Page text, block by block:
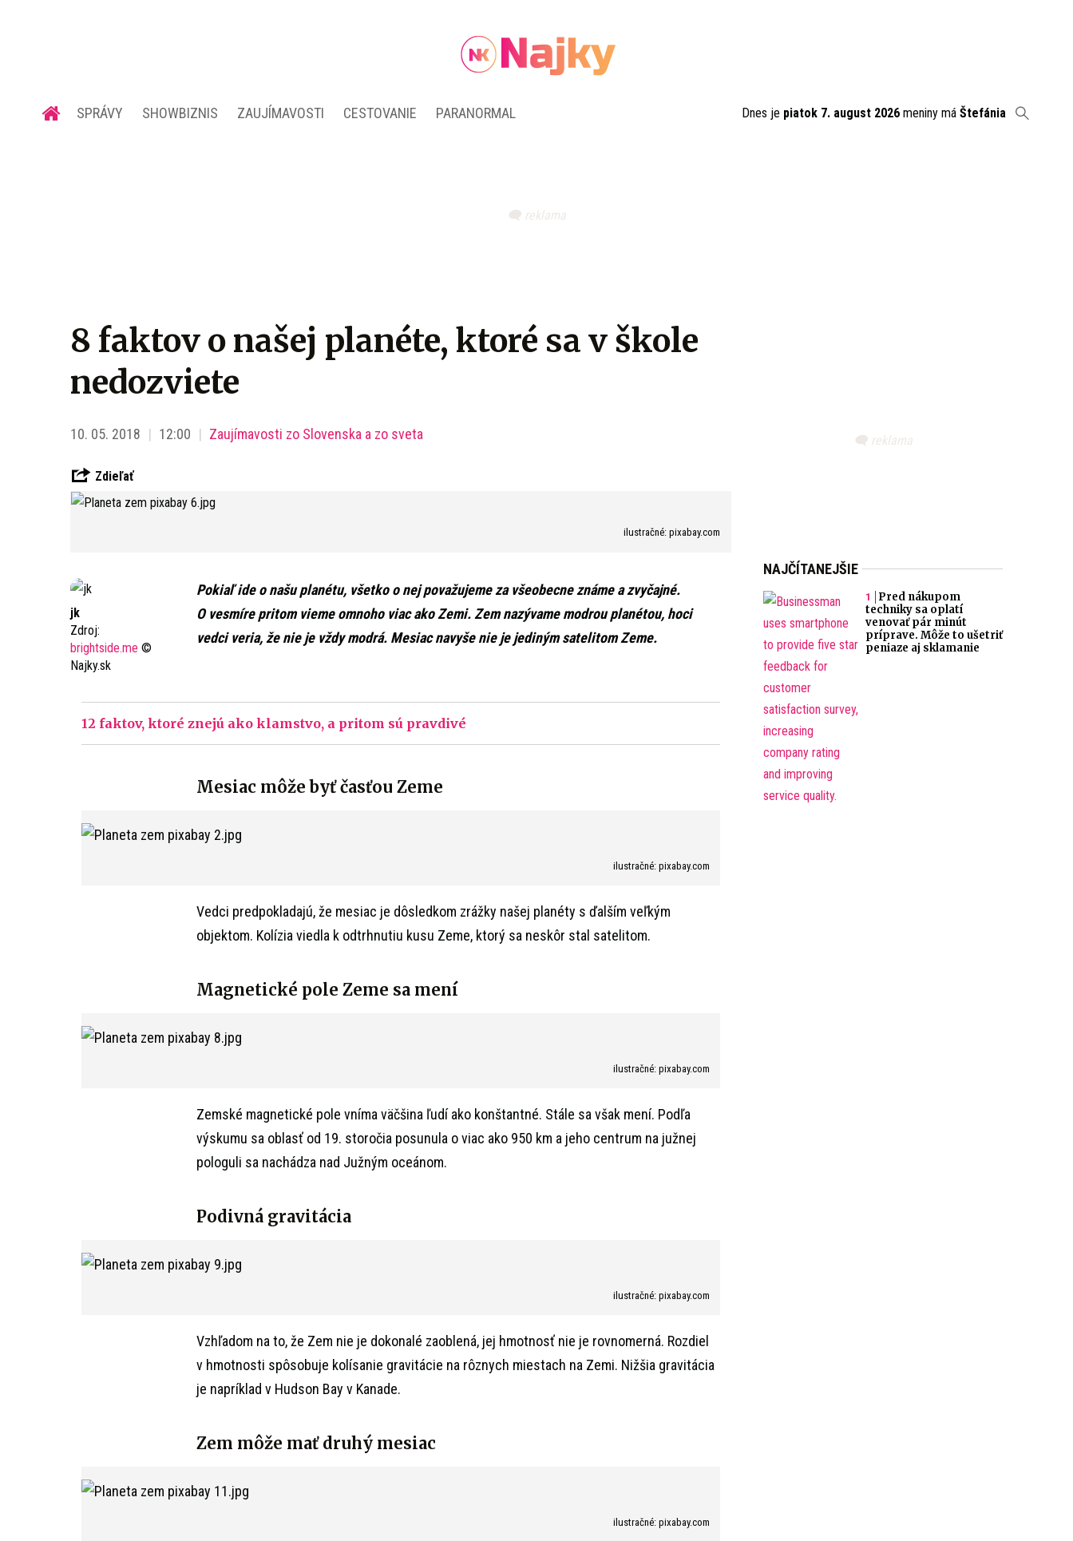
SPRÁVY SHOWBIZNIS ZAUJÍMAVOSTI CESTOVANIE PARANORMAL Dnes je piatok 7. august 2026 meniny má Štefánia
8 faktov o našej planéte, ktoré sa v škole
nedozviete
10. 05. 2018 12:00 Zaujímavosti zo Slovenska a zo sveta
Zdieľať
ilustračné: pixabay.com
jk
Zdroj:
brightside.me ©
Najky.sk
Pokiaľ ide o našu planétu, všetko o nej považujeme za všeobecne známe a zvyčajné.
O vesmíre pritom vieme omnoho viac ako Zemi. Zem nazývame modrou planétou, hoci
vedci veria, že nie je vždy modrá. Mesiac navyše nie je jediným satelitom Zeme.
12 faktov, ktoré znejú ako klamstvo, a pritom sú pravdivé
Mesiac môže byť časťou Zeme
ilustračné: pixabay.com
Vedci predpokladajú, že mesiac je dôsledkom zrážky našej planéty s ďalším veľkým
objektom. Kolízia viedla k odtrhnutiu kusu Zeme, ktorý sa neskôr stal satelitom.
Magnetické pole Zeme sa mení
ilustračné: pixabay.com
Zemské magnetické pole vníma väčšina ľudí ako konštantné. Stále sa však mení. Podľa
výskumu sa oblasť od 19. storočia posunula o viac ako 950 km a jeho centrum na južnej
pologuli sa nachádza nad Južným oceánom.
Podivná gravitácia
ilustračné: pixabay.com
Vzhľadom na to, že Zem nie je dokonalé zaoblená, jej hmotnosť nie je rovnomerná. Rozdiel
v hmotnosti spôsobuje kolísanie gravitácie na rôznych miestach na Zemi. Nižšia gravitácia
je napríklad v Hudson Bay v Kanade.
Zem môže mať druhý mesiac
ilustračné: pixabay.com
NAJČÍTANEJŠIE
Pred nákupom
techniky sa oplatí
venovať pár minút
príprave. Môže to ušetriť
peniaze aj sklamanie